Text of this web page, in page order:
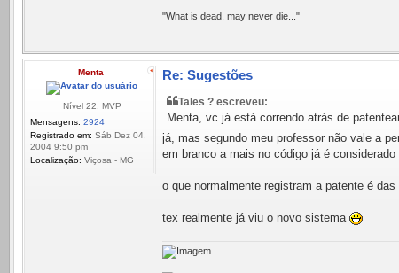
"What is dead, may never die..."
Menta
Nível 22: MVP
Mensagens: 2924
Registrado em: Sáb Dez 04,
2004 9:50 pm
Localização: Viçosa - MG
Re: Sugestões
Tales ? escreveu:
Menta, vc já está correndo atrás de
já, mas segundo meu professor não vale a
em branco a mais no código já é considerado
o que normalmente registram a patente é
tex realmente já viu o novo sistema